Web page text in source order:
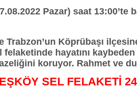
Pazar) saat 13:00’te
Trabzon’un Köprübaşı
felaketinde hayatını
koruyor. Rahmet ve
SEL FELAKETİ